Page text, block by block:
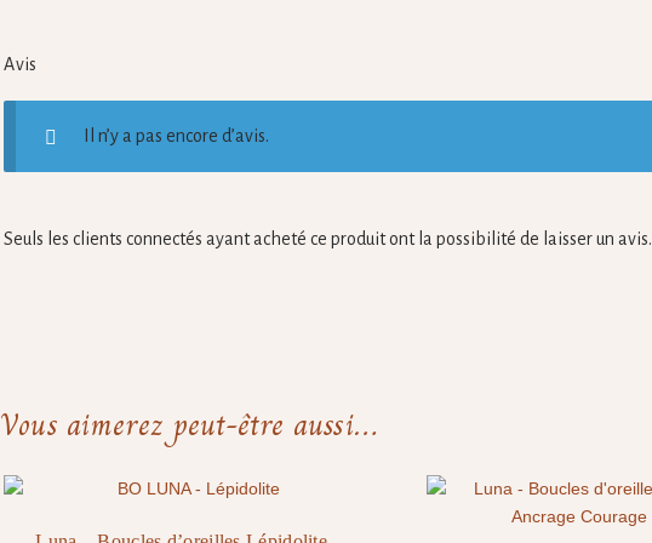
Avis
Il n’y a pas encore d’avis.
Seuls les clients connectés ayant acheté ce produit ont la possibilité de laisser un avis.
Vous aimerez peut-être aussi…